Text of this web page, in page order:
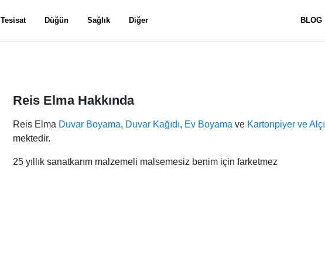
Tesisat Düğün Sağlık Diğer BLOG
Reis Elma Hakkında
Reis Elma Duvar Boyama, Duvar Kağıdı, Ev Boyama ve Kartonpiyer ve Alçı
mektedir.
25 yıllık sanatkarım malzemeli malsemesiz benim için farketmez